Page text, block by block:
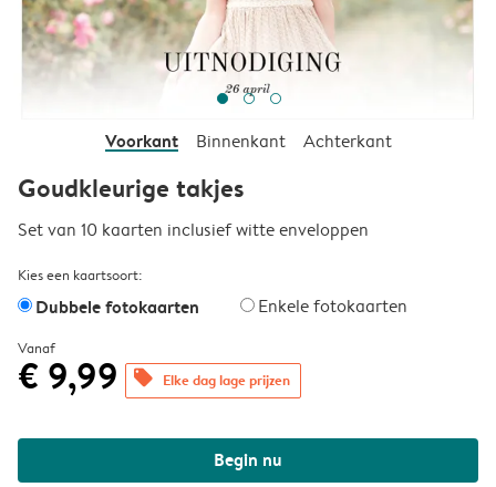
Voorkant Binnenkant Achterkant
Goudkleurige takjes
Set van 10 kaarten inclusief witte enveloppen
Kies een kaartsoort:
Dubbele fotokaarten Enkele fotokaarten
Vanaf
€ 9,99 offers Elke dag lage prijzen
Begin nu